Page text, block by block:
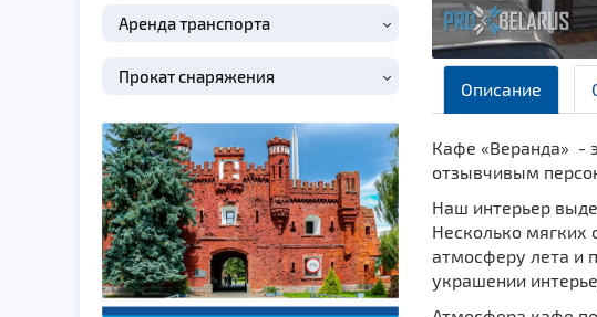
Аренда транспорта
Прокат снаряжения
Описание
Кафе «Веранда» -
отзывчивым
Наш интерьер
Несколько мягких
атмосферу лета и
украшении